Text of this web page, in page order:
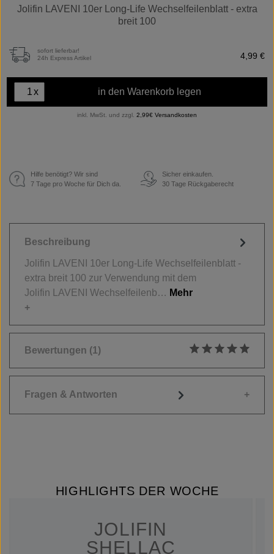
Jolifin LAVENI 10er Long-Life Wechselfeilenblatt - extra
breit 100
sofort lieferbar!
24h Express Artikel
4,99 €
x in den Warenkorb legen
inkl. MwSt. und zzgl. 2,99€ Versandkosten
Hilfe benötigt? Wir sind
7 Tage pro Woche für Dich da.
€
Sicher einkaufen.
30 Tage Rückgaberecht
Beschreibung
Jolifin LAVENI 10er Long-Life Wechselfeilenblatt -
extra breit 100 zur Verwendung mit dem
Jolifin LAVENI Wechselfeilenb… Mehr
Bewertungen (1)
Fragen & Antworten
HIGHLIGHTS DER WOCHE
JOLIFIN
SHELLAC